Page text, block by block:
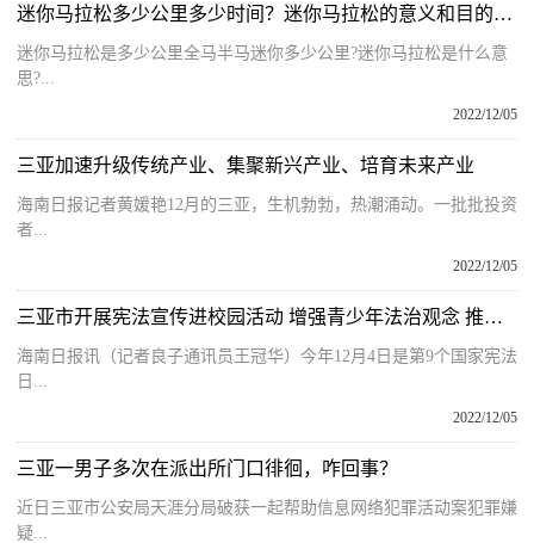
迷你马拉松多少公里多少时间？迷你马拉松的意义和目的是什么呢？
迷你马拉松是多少公里全马半马迷你多少公里?迷你马拉松是什么意
思?...
2022/12/05
三亚加速升级传统产业、集聚新兴产业、培育未来产业
海南日报记者黄媛艳12月的三亚，生机勃勃，热潮涌动。一批批投资
者...
2022/12/05
三亚市开展宪法宣传进校园活动 增强青少年法治观念 推动文明法治校园建设
海南日报讯（记者良子通讯员王冠华）今年12月4日是第9个国家宪法
日...
2022/12/05
三亚一男子多次在派出所门口徘徊，咋回事？
近日三亚市公安局天涯分局破获一起帮助信息网络犯罪活动案犯罪嫌
疑...